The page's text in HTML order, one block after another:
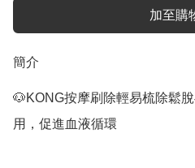
加至購
簡介
🐶KONG按摩刷除輕易梳除鬆
用，促進血液循環